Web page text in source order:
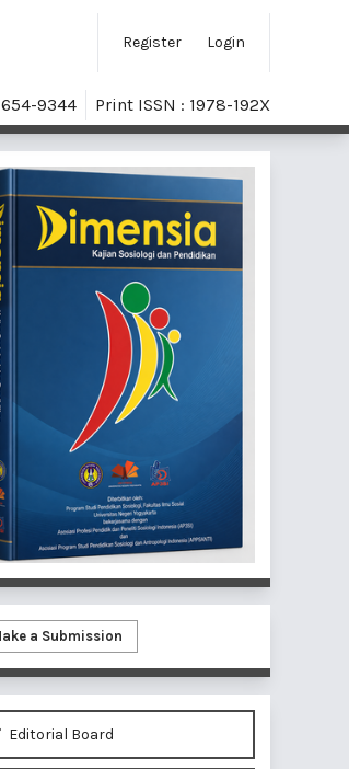
Register Login
9344 Print ISSN : 1978-192X
a Submission
Editorial Board